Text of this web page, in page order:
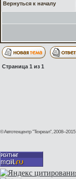
Вернуться к началу
Страница 1 из 1
© Автотехцентр "Техреал", 2008–2015